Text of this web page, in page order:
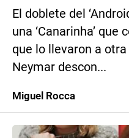
El doblete del
una ‘Canarinha’
que lo llevaron a
Neymar descon...
Miguel Rocca